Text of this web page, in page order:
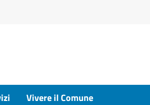
Vivere il Comune